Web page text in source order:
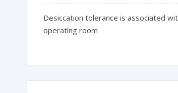
Desiccation tolerance is associated
operating room